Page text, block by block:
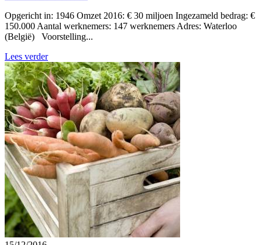
Opgericht in: 1946 Omzet 2016: € 30 miljoen Ingezameld bedrag: €
150.000 Aantal werknemers: 147 werknemers Adres: Waterloo
(België) Voorstelling...
Lees verder